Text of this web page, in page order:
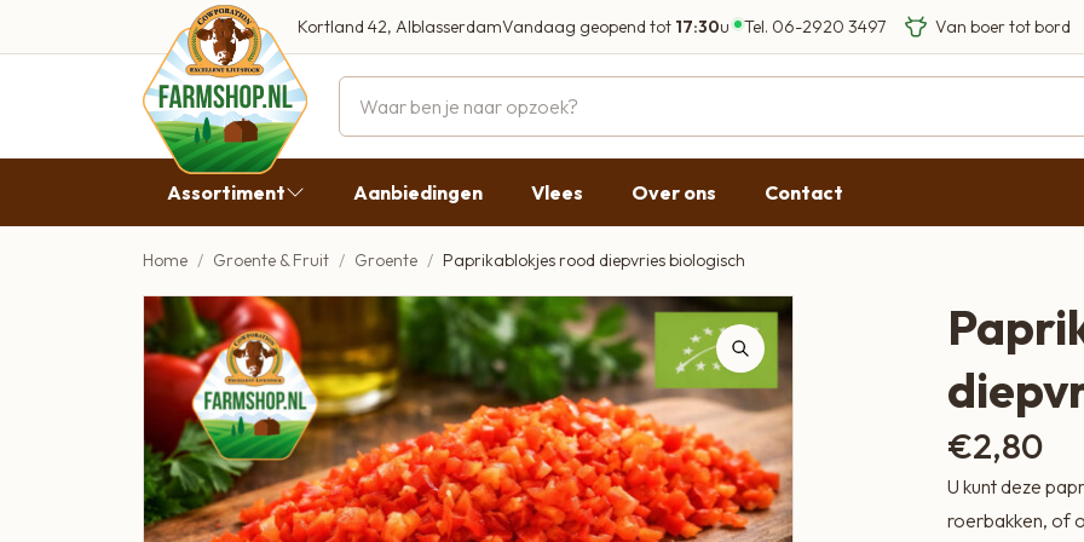
Kortland 42, AlblasserdamVandaag geopend tot 17:30u
Woensdag 09:00 - 17:30
Vrijdag 09:00 - 18:00
Zaterdag 09:00 - 17:30
Zondag Gesloten
Tel. 06-2920 3497
Eigen Limousin
Eerlijke
Assortiment
Vlees
Broodbeleg & Worst
Boeren Zuivel
Boeren Roomijs
Desembrood
Aanbiedingen Vlees Over ons Contact
Home Groente & Fruit Groente Paprikablokjes rood diepvries biologisch
€2,80
U kunt deze
roerbakken, of